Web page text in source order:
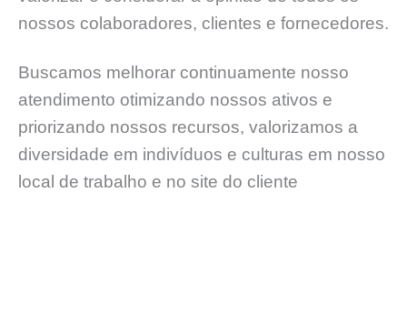
nossos colaboradores, clientes e fornecedores.
Buscamos melhorar continuamente nosso
atendimento otimizando nossos ativos e
priorizando nossos recursos, valorizamos a
diversidade em indivíduos e culturas em nosso
local de trabalho e no site do cliente